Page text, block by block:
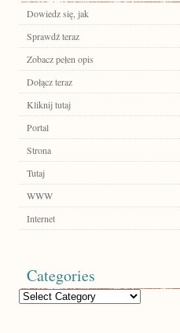
Dowiedz się, jak
Sprawdź teraz
Zobacz pełen opis
Dołącz teraz
Kliknij tutaj
Portal
Strona
Tutaj
WWW
Internet
Categories
Categories